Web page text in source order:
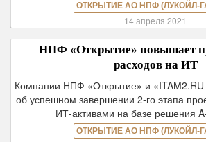
ОТКРЫТИЕ АО НПФ (ЛУКОЙЛ-
14 апреля 2021
НПФ «Открытие» повышает
расходов на ИТ
Компании НПФ «Открытие» и
об успешном завершении 2-го этапа
ИТ-активами на базе решения
ОТКРЫТИЕ АО НПФ (ЛУКОЙЛ-